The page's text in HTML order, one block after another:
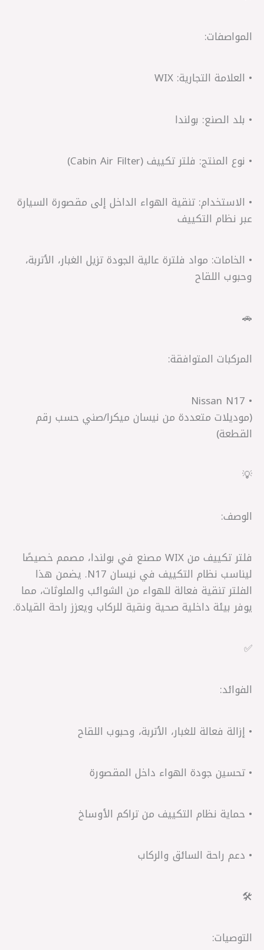
المواصفات:
• العلامة التجارية: WIX
• بلد الصنع: بولندا
• نوع المنتج: فلتر تكييف (Cabin Air Filter)
• الاستخدام: تنقية الهواء الداخل إلى مقصورة السيارة
عبر نظام التكييف
• الخامات: مواد فلترة عالية الجودة تزيل الغبار، الأتربة،
وحبوب اللقاح
🚗
المركبات المتوافقة:
• Nissan N17
(موديلات متعددة من نيسان ميكرا/صني حسب رقم
القطعة)
💡
الوصف:
فلتر تكييف من WIX مصنع في بولندا، مصمم خصيصًا
ليناسب نظام التكييف في نيسان N17. يضمن هذا
الفلتر تنقية فعالة للهواء من الشوائب والملوثات، مما
يوفر بيئة داخلية صحية ونقية للركاب ويعزز راحة القيادة.
✅
الفوائد:
• إزالة فعالة للغبار، الأتربة، وحبوب اللقاح
• تحسين جودة الهواء داخل المقصورة
• حماية نظام التكييف من تراكم الأوساخ
• دعم راحة السائق والركاب
🛠️
التوصيات: